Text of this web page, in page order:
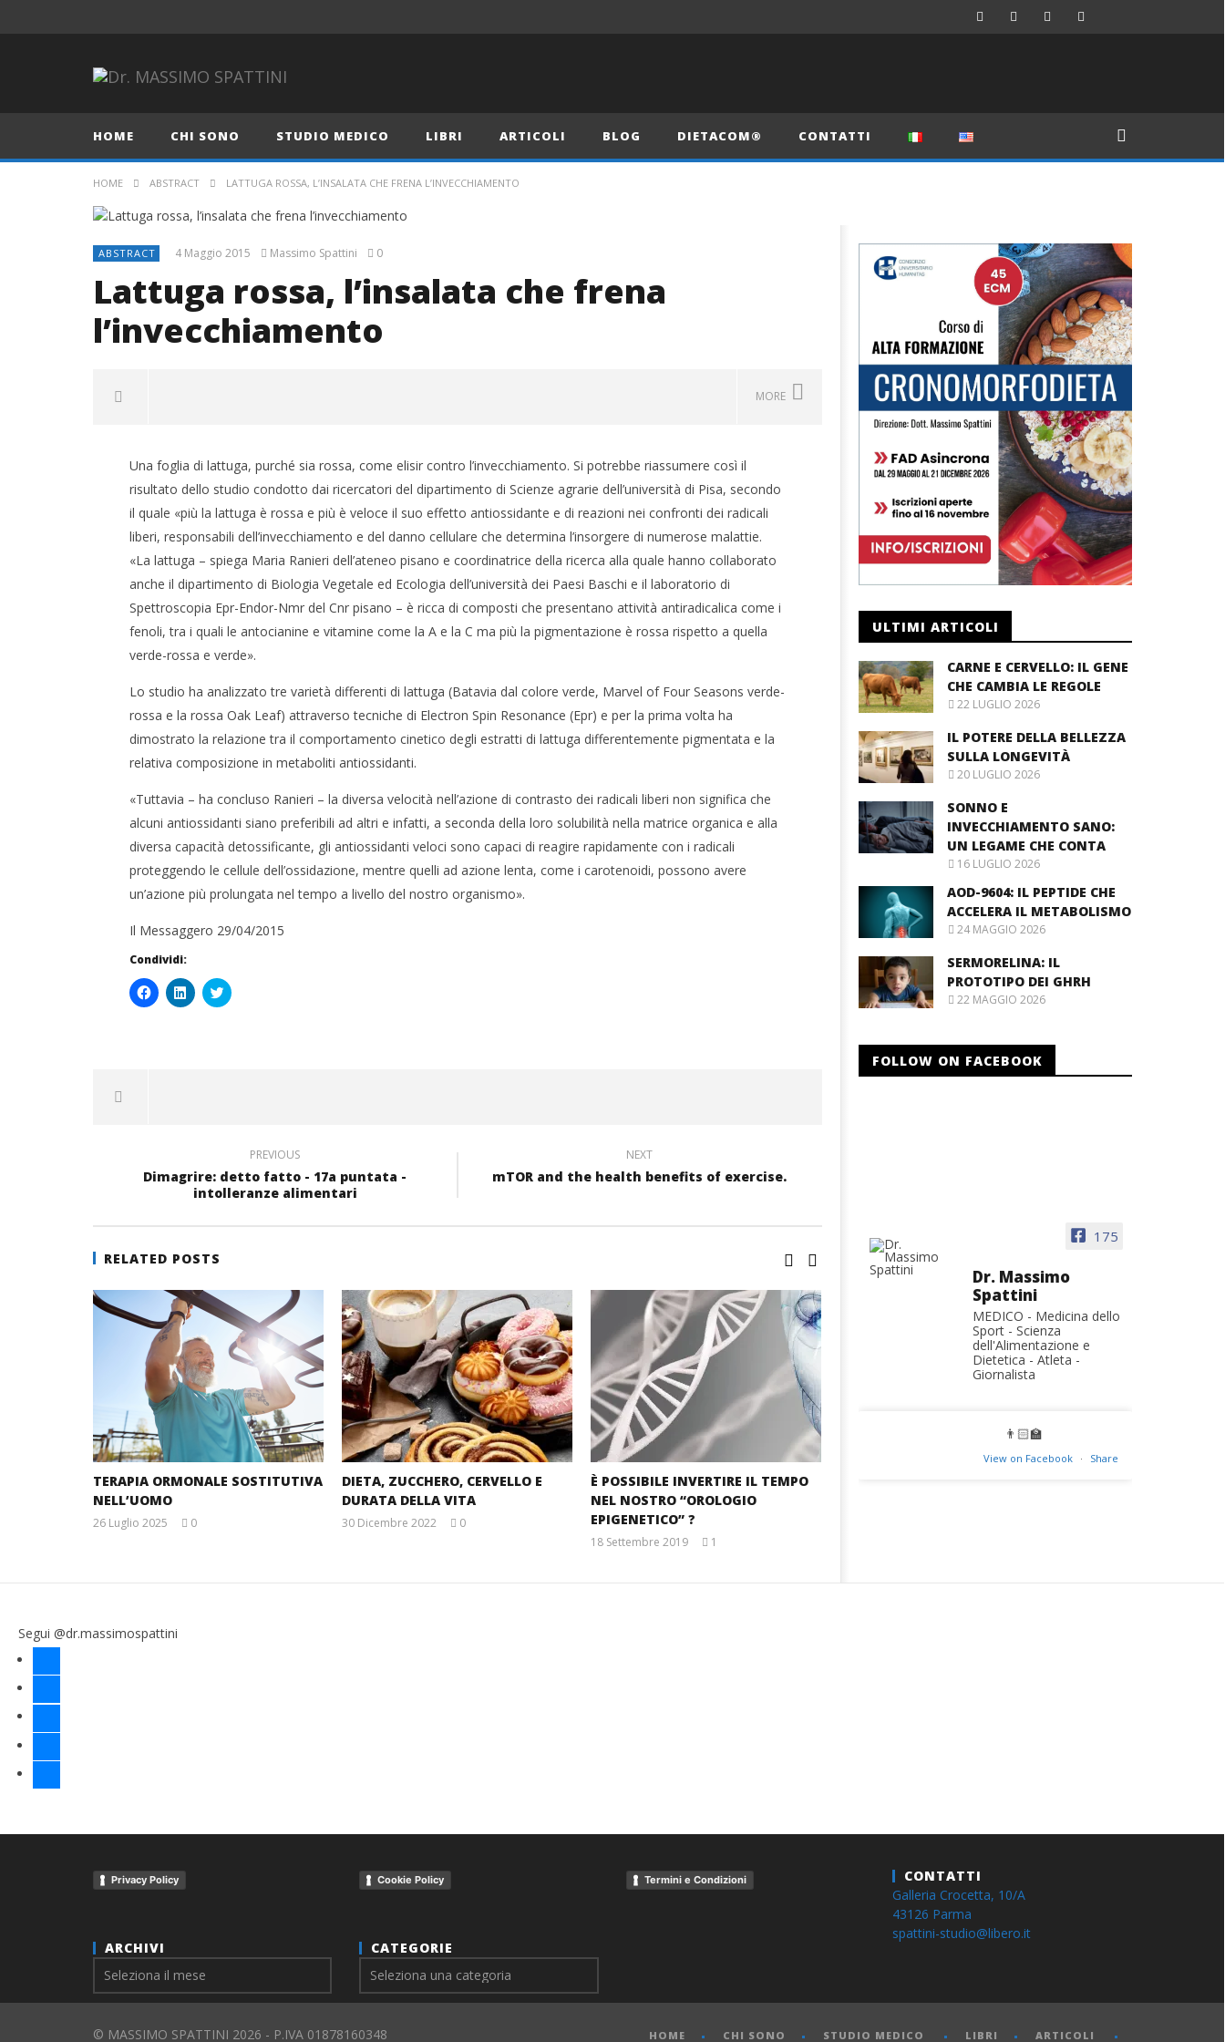
HOME CHI SONO STUDIO MEDICO LIBRI ARTICOLI BLOG DIETACOM® CONTATTI
HOME ABSTRACT LATTUGA ROSSA, L’INSALATA CHE FRENA L’INVECCHIAMENTO
ABSTRACT 4 Maggio 2015 Massimo Spattini 0
Lattuga rossa, l’insalata che frena
l’invecchiamento
MORE
NOW VIEWING
Lattuga rossa, l’insalata che
frena l’invecchiamento
4
2015
Massimo
Spattini
CARNE E CERVELLO: IL GENE
CHE CAMBIA LE REGOLE
2015
Spattini
SULLA LONGEVITÀ
2015
Massimo
Spattini
Una foglia di lattuga, purché sia rossa, come elisir contro l’invecchiamento. Si potrebbe riassumere così il
risultato dello studio condotto dai ricercatori del dipartimento di Scienze agrarie dell’università di Pisa, secondo
il quale «più la lattuga è rossa e più è veloce il suo effetto antiossidante e di reazioni nei confronti dei radicali
liberi, responsabili dell’invecchiamento e del danno cellulare che determina l’insorgere di numerose malattie.
«La lattuga – spiega Maria Ranieri dell’ateneo pisano e coordinatrice della ricerca alla quale hanno collaborato
anche il dipartimento di Biologia Vegetale ed Ecologia dell’università dei Paesi Baschi e il laboratorio di
Spettroscopia Epr-Endor-Nmr del Cnr pisano – è ricca di composti che presentano attività antiradicalica come i
fenoli, tra i quali le antocianine e vitamine come la A e la C ma più la pigmentazione è rossa rispetto a quella
verde-rossa e verde».
Lo studio ha analizzato tre varietà differenti di lattuga (Batavia dal colore verde, Marvel of Four Seasons verde-
rossa e la rossa Oak Leaf) attraverso tecniche di Electron Spin Resonance (Epr) e per la prima volta ha
dimostrato la relazione tra il comportamento cinetico degli estratti di lattuga differentemente pigmentata e la
relativa composizione in metaboliti antiossidanti.
«Tuttavia – ha concluso Ranieri – la diversa velocità nell’azione di contrasto dei radicali liberi non significa che
alcuni antiossidanti siano preferibili ad altri e infatti, a seconda della loro solubilità nella matrice organica e alla
diversa capacità detossificante, gli antiossidanti veloci sono capaci di reagire rapidamente con i radicali
proteggendo le cellule dell’ossidazione, mentre quelli ad azione lenta, come i carotenoidi, possono avere
un’azione più prolungata nel tempo a livello del nostro organismo».
Il Messaggero 29/04/2015
Condividi:
Fai
clic
Fai
clic
Click
to
PREVIOUS
Dimagrire: detto fatto - 17a puntata -
intolleranze alimentari
NEXT
mTOR and the health benefits of exercise.
RELATED POSTS
TERAPIA ORMONALE SOSTITUTIVA
NELL’UOMO
26 Luglio 2025
0
DIETA, ZUCCHERO, CERVELLO E
DURATA DELLA VITA
30 Dicembre 2022
0
È POSSIBILE INVERTIRE IL TEMPO
NEL NOSTRO “OROLOGIO
EPIGENETICO” ?
18 Settembre 2019
1
ULTIMI ARTICOLI
CARNE E CERVELLO: IL GENE
CHE CAMBIA LE REGOLE
22 LUGLIO 2026
IL POTERE DELLA BELLEZZA
SULLA LONGEVITÀ
20 LUGLIO 2026
SONNO E
INVECCHIAMENTO SANO:
UN LEGAME CHE CONTA
16 LUGLIO 2026
AOD-9604: IL PEPTIDE CHE
ACCELERA IL METABOLISMO
24 MAGGIO 2026
SERMORELINA: IL
PROTOTIPO DEI GHRH
22 MAGGIO 2026
FOLLOW ON FACEBOOK
175
Dr. Massimo
Spattini
MEDICO - Medicina dello
Sport - Scienza
dell'Alimentazione e
Dietetica - Atleta -
Giornalista
👨🏻‍🏫
View on Facebook · Share
Segui @dr.massimospattini
Privacy Policy Cookie Policy Termini e Condizioni
CONTATTI
Galleria Crocetta, 10/A
43126 Parma
spattini-studio@libero.it
ARCHIVI
Archivi
CATEGORIE
© MASSIMO SPATTINI 2026 - P.IVA 01878160348 HOME CHI SONO STUDIO MEDICO LIBRI ARTICOLI